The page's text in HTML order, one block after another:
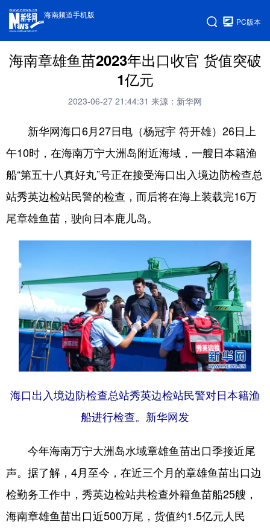
海南频道手机版
PC版本
海南章雄鱼苗2023年出口收官 货值突破
1亿元
2023-06-27 21:44:31 来源：新华网
新华网海口6月27日电（杨冠宇 符开雄）26日上
午10时，在海南万宁大洲岛附近海域，一艘日本籍渔
船“第五十八真好丸”号正在接受海口出入境边防检查总
站秀英边检站民警的检查，而后将在海上装载完16万
尾章雄鱼苗，驶向日本鹿儿岛。
海口出入境边防检查总站秀英边检站民警对日本籍渔
船进行检查。新华网发
今年海南万宁大洲岛水域章雄鱼苗出口季接近尾
声。据了解，4月至今，在近三个月的章雄鱼苗出口边
检勤务工作中，秀英边检站共检查外籍鱼苗船25艘，
海南章雄鱼苗出口近500万尾，货值约1.5亿元人民